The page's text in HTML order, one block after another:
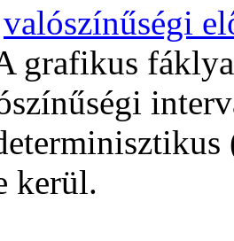
valószínűségi
grafikus
kerül.